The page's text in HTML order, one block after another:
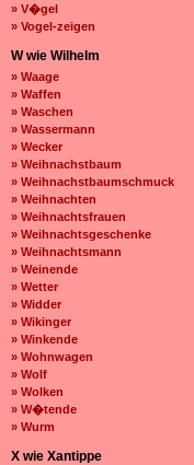
» V�gel
» Vogel-zeigen
W wie Wilhelm
» Waage
» Waffen
» Waschen
» Wassermann
» Wecker
» Weihnachstbaum
» Weihnachstbaumschmuck
» Weihnachten
» Weihnachtsfrauen
» Weihnachtsgeschenke
» Weihnachtsmann
» Weinende
» Wetter
» Widder
» Wikinger
» Winkende
» Wohnwagen
» Wolf
» Wolken
» W�tende
» Wurm
X wie Xantippe